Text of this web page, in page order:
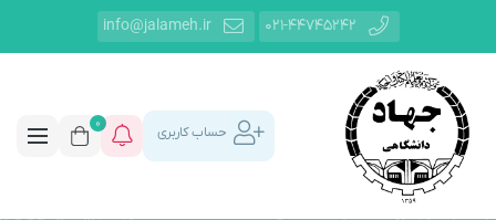
021-44745242
info@jalameh.ir
حساب کاربری
0